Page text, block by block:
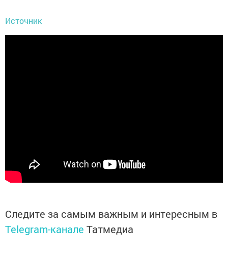
Источник
Следите за самым важным и интересным в
Telegram-канале Татмедиа